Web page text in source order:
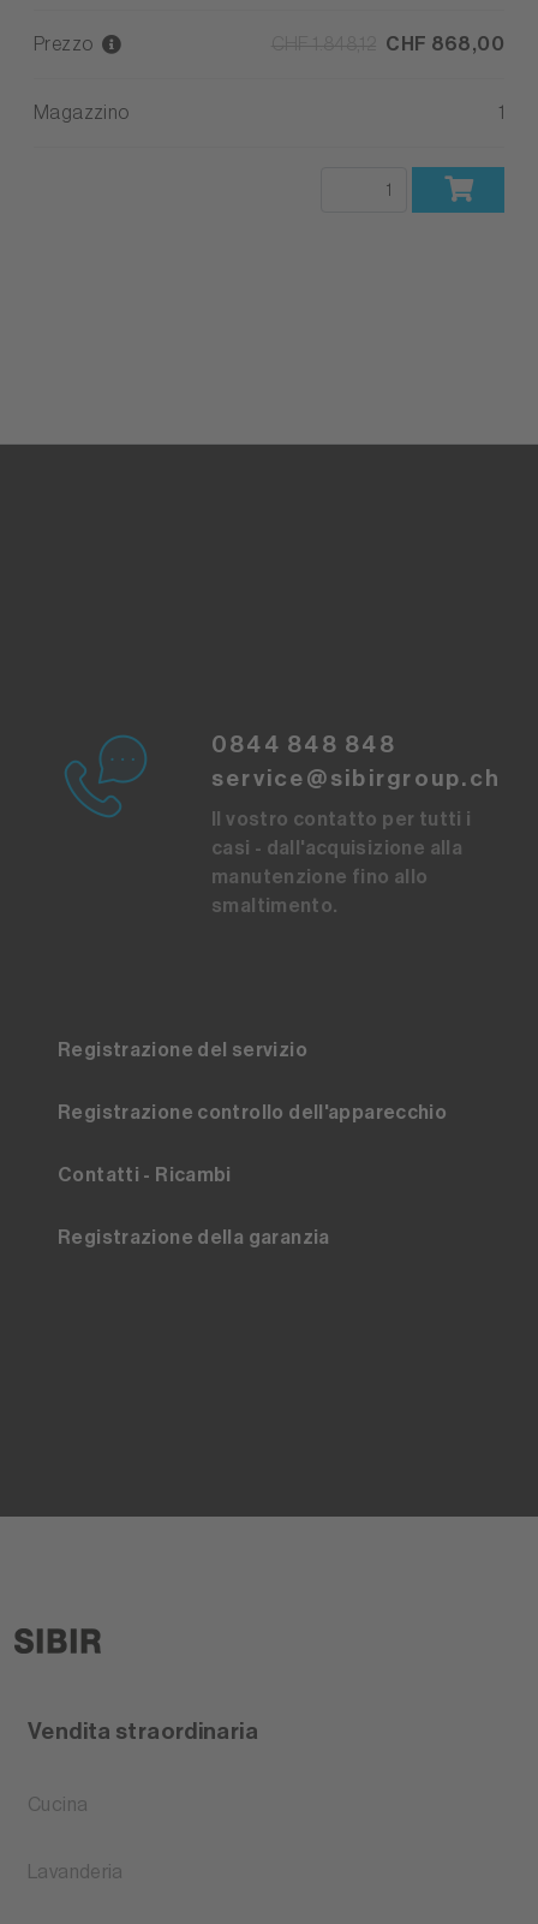
Prezzo CHF 868,00
Magazzino 1
0844 848 848
service@sibirgroup.ch
Il vostro contatto per tutti i
casi - dall'acquisizione alla
manutenzione fino allo
smaltimento.
Registrazione del servizio
Registrazione controllo dell'apparecchio
Contatti - Ricambi
Registrazione della garanzia
Vendita straordinaria
Cucina
Lavanderia